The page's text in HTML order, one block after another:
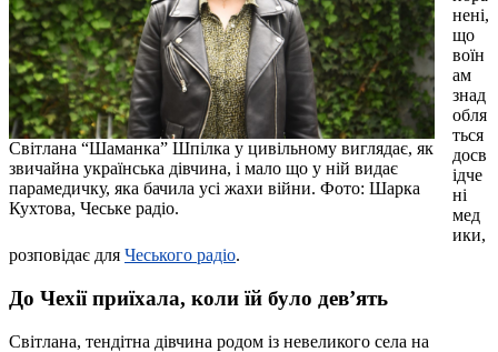
Світлана “Шаманка” Шпілка у цивільному виглядає, як
звичайна українська дівчина, і мало що у ній видає
парамедичку, яка бачила усі жахи війни. Фото: Шарка
Кухтова, Чеське радіо.
нені,
що
воїн
ам
знад
обля
ться
досв
ідче
ні
мед
ики,
розповідає для Чеського радіо.
До Чехії приїхала, коли їй було дев’ять
Світлана, тендітна дівчина родом із невеликого села на